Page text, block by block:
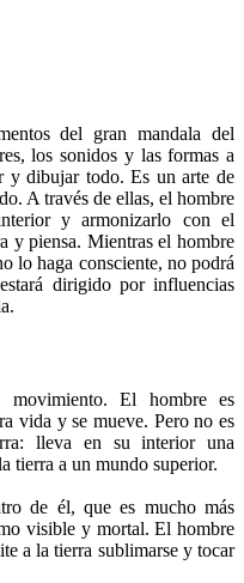
del gran mandala del
los sonidos y las formas a
y dibujar todo. Es un arte de
A través de ellas, el hombre
y armonizarlo con el
y piensa. Mientras el hombre
lo haga consciente, no podrá
dirigido por influencias
El hombre es
vida y se mueve. Pero no es
lleva en su interior una
tierra a un mundo superior.
de él, que es mucho más
visible y mortal. El hombre
a la tierra sublimarse y tocar